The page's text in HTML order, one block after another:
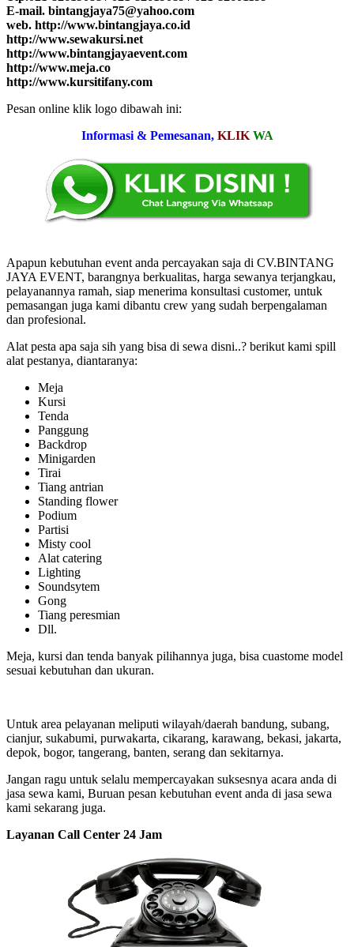
E-mail. bintangjaya75@yahoo.com
web. http://www.bintangjaya.co.id
http://www.sewakursi.net
http://www.bintangjayaevent.com
http://www.meja.co
http://www.kursitifany.com
Pesan online klik logo dibawah ini:
Informasi & Pemesanan, KLIK WA
Apapun kebutuhan event anda percayakan saja di CV.BINTANG
JAYA EVENT, barangnya berkualitas, harga sewanya terjangkau,
pelayanannya ramah, siap menerima konsultasi customer, untuk
pemasangan juga kami dibantu crew yang sudah berpengalaman
dan profesional.
Alat pesta apa saja sih yang bisa di sewa disni..? berikut kami spill
alat pestanya, diantaranya:
Meja
Kursi
Tenda
Panggung
Backdrop
Minigarden
Tirai
Tiang antrian
Standing flower
Podium
Partisi
Misty cool
Alat catering
Lighting
Soundsytem
Gong
Tiang peresmian
Dll.
Meja, kursi dan tenda banyak pilihannya juga, bisa cuastome model
sesuai kebutuhan dan ukuran.
Untuk area pelayanan meliputi wilayah/daerah bandung, subang,
cianjur, sukabumi, purwakarta, cikarang, karawang, bekasi, jakarta,
depok, bogor, tangerang, banten, serang dan sekitarnya.
Jangan ragu untuk selalu mempercayakan suksesnya acara anda di
jasa sewa kami, Buruan pesan kebutuhan event anda di jasa sewa
kami sekarang juga.
Layanan Call Center 24 Jam